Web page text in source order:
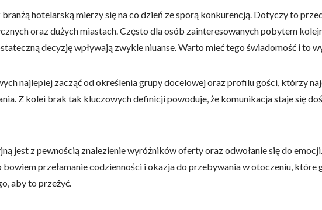
hotelarską mierzy się na co dzień ze sporą konkurencją. Dotyczy to
oraz dużych miastach. Często dla osób zainteresowanych pobytem
decyzję wpływają zwykle niuanse. Warto mieć tego świadomość i to
najlepiej zacząć od określenia grupy docelowej oraz profilu gości, którzy
Z kolei brak tak kluczowych definicji powoduje, że komunikacja staje się
jest z pewnością znalezienie wyróżników oferty oraz odwołanie się do
bowiem przełamanie codzienności i okazja do przebywania w otoczeniu,
aby to przeżyć.